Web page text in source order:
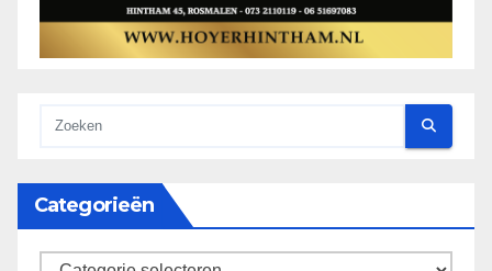
Categorieën
categorieën